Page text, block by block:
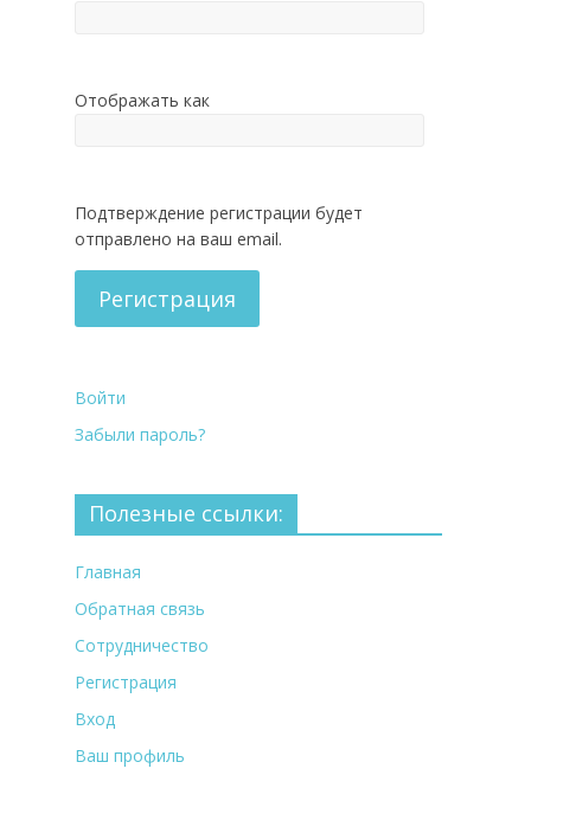
Отображать как
Подтверждение регистрации будет
отправлено на ваш email.
Регистрация
Войти
Забыли пароль?
Полезные ссылки:
Главная
Обратная связь
Сотрудничество
Регистрация
Вход
Ваш профиль